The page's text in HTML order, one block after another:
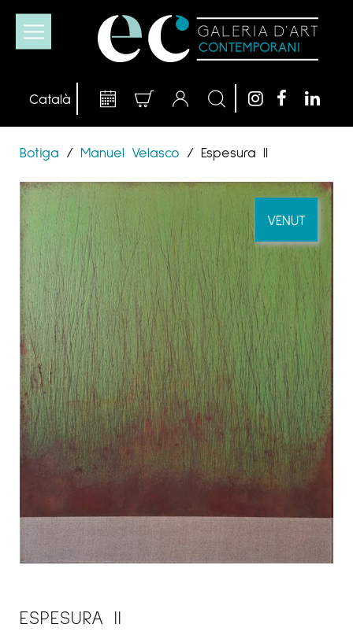
Botiga / Manuel Velasco / Espesura II
VENUT
ESPESURA II